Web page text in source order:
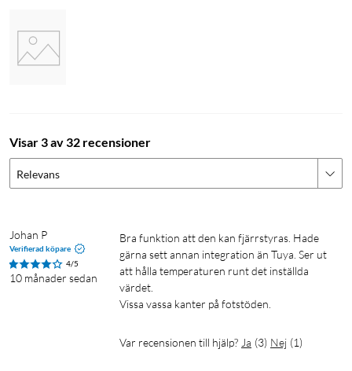
Visar 3 av 32 recensioner
Relevans
Johan P
Verifierad köpare
4/5
10 månader sedan
Bra funktion att den kan fjärrstyras. Hade
gärna sett annan integration än Tuya. Ser ut
att hålla temperaturen runt det inställda
värdet.
Vissa vassa kanter på fotstöden.
Var recensionen till hjälp? Ja (3) Nej (1)